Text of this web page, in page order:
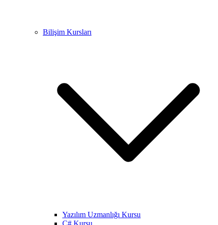
Bilişim Kursları
Yazılım Uzmanlığı Kursu
C# Kursu